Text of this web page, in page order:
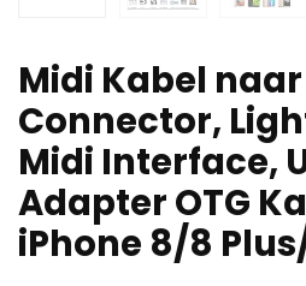
Midi Kabel
Connector,
Midi Interface,
Adapter OTG
iPhone 8/8